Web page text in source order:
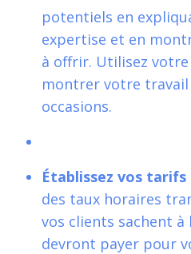
potentiels en
expertise et en
à offrir. Utilisez
montrer votre
occasions.
Établissez vos
des taux horaires
vos clients sachent à
devront payer pour